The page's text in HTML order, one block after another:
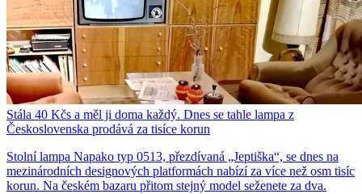
Stála 40 Kčs a měl ji doma každý. Dnes se tahle lampa z
Československa prodává za tisíce korun
Stolní lampa Napako typ 0513, přezdívaná „Jeptiška“, se dnes na
mezinárodních designových platformách nabízí za více než osm tisíc
korun. Na českém bazaru přitom stejný model seženete za dva.